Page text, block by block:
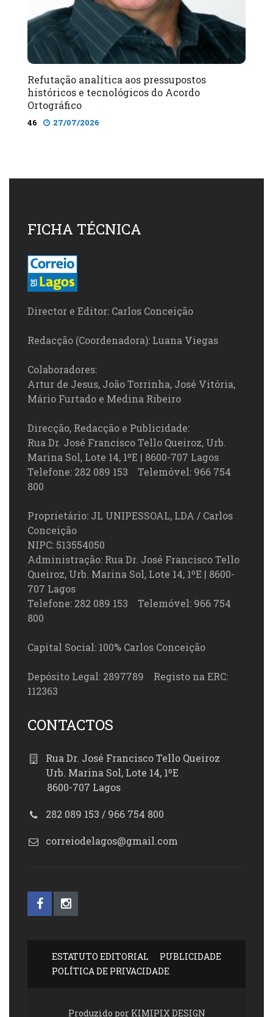
Refutação analítica aos pressupostos
históricos e tecnológicos do Acordo
Ortográfico
46 27/07/2026
FICHA TÉCNICA
Director e Editor: Carlos Conceição
Redacção (Coordenadora): Luana Viegas
Colaboradores:
Artur de Jesus, João Torrinha, José Vitória,
Mário Furtado e Medina Ribeiro
Direcção, Redacção e Publicidade:
Rua Dr. José Francisco Tello Queiroz, Urb.
Marina Sol, Lote 14, 1ºE | 8600-707 Lagos
Telefone: 282 089 153 Telemóvel: 966 754
800
Proprietário: JL UNIPESSOAL, LDA / Carlos
Conceição
NIPC: 513554050
Administração: Rua Dr. José Francisco Tello
Queiroz, Urb. Marina Sol, Lote 14, 1ºE | 8600-
707 Lagos
Telefone: 282 089 153 Telemóvel: 966 754
800
Capital Social: 100% Carlos Conceição
Depósito Legal: 2897789 Registo na ERC:
112363
CONTACTOS
Rua Dr. José Francisco Tello Queiroz
Urb. Marina Sol, Lote 14, 1ºE
8600-707 Lagos
282 089 153 / 966 754 800
correiodelagos@gmail.com
ESTATUTO EDITORIAL
PUBLICIDADE
POLÍTICA DE PRIVACIDADE
Produzido por KIMIPIX DESIGN